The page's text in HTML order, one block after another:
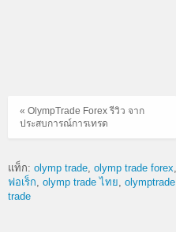
« OlympTrade Forex รีวิว จาก
ประสบการณ์การเทรด
แท็ก: olymp trade olymp trade forex
ฟอเร็ก olymp trade ไทย olymptrade
trade